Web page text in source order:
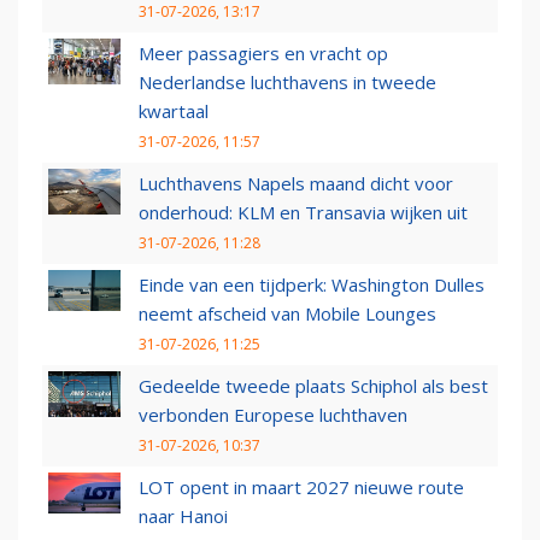
31-07-2026, 13:17
Meer passagiers en vracht op
Nederlandse luchthavens in tweede
kwartaal
31-07-2026, 11:57
Luchthavens Napels maand dicht voor
onderhoud: KLM en Transavia wijken uit
31-07-2026, 11:28
Einde van een tijdperk: Washington Dulles
neemt afscheid van Mobile Lounges
31-07-2026, 11:25
Gedeelde tweede plaats Schiphol als best
verbonden Europese luchthaven
31-07-2026, 10:37
LOT opent in maart 2027 nieuwe route
naar Hanoi